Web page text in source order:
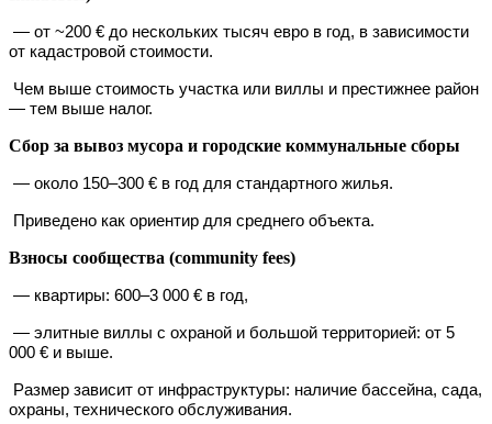
— от ~200 € до нескольких тысяч евро в год, в зависимости
от кадастровой стоимости.
Чем выше стоимость участка или виллы и престижнее район
— тем выше налог.
Сбор за вывоз мусора и городские коммунальные сборы
— около 150–300 € в год для стандартного жилья.
Приведено как ориентир для среднего объекта.
Взносы сообщества (community fees)
— квартиры: 600–3 000 € в год,
— элитные виллы с охраной и большой территорией: от 5
000 € и выше.
Размер зависит от инфраструктуры: наличие бассейна, сада,
охраны, технического обслуживания.